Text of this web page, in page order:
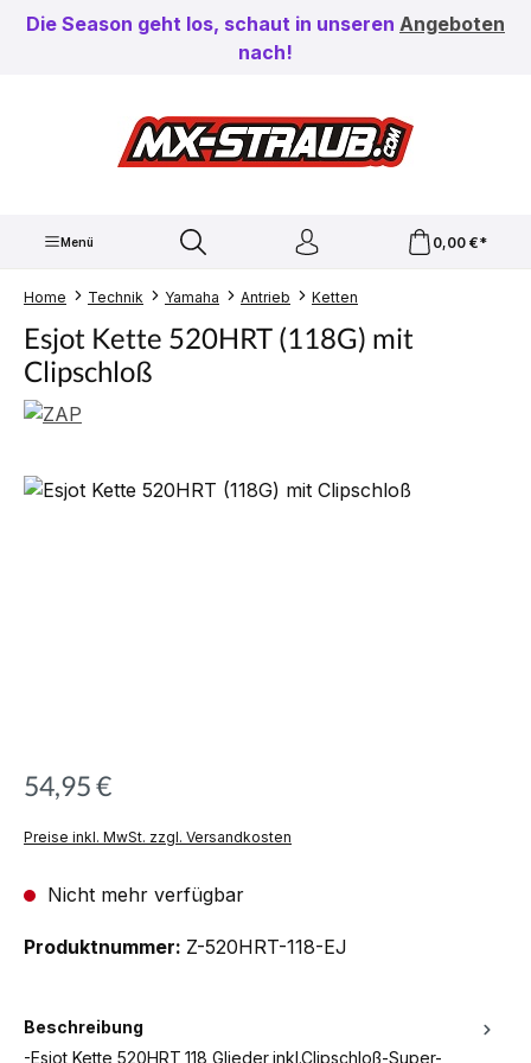
Zum Hauptinhalt springen
Die Season geht los, schaut in unseren Angeboten
nach!
Menü 0,00 €*
Home Technik Yamaha Antrieb Ketten
Esjot Kette 520HRT (118G) mit
Clipschloß
Bildergalerie überspringen
54,95 €
Preise inkl. MwSt. zzgl. Versandkosten
Nicht mehr verfügbar
Produktnummer: Z-520HRT-118-EJ
Beschreibung
-Esjot Kette 520HRT,118 Glieder,inkl.Clipschloß-Super-